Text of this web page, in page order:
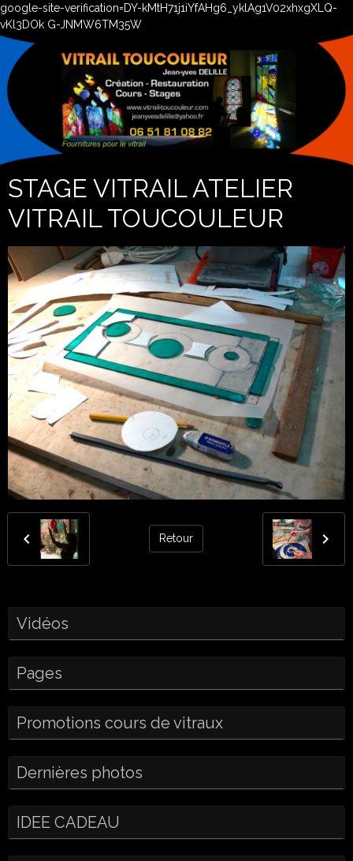
google-site-verification=DY-kMtH71j1iYfAHg6_yklAg1V02xhxgXLQ-
vKl3DOk G-JNMW6TM35W
STAGE VITRAIL ATELIER
VITRAIL TOUCOULEUR
Retour
Vidéos
Pages
Promotions cours de vitraux
Dernières photos
IDEE CADEAU